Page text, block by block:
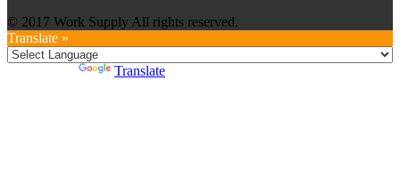
© 2017 Work Supply All rights reserved.
Translate »
Translate